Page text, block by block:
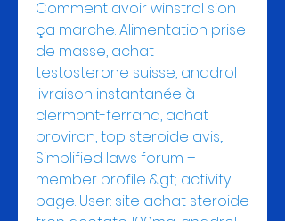
Comment avoir winstrol sion
ça marche. Alimentation prise
de masse, achat
testosterone suisse, anadrol
livraison instantanée à
clermont-ferrand, achat
proviron, top steroide avis,.
Simplified laws forum –
member profile &gt; activity
page. User: site achat steroide